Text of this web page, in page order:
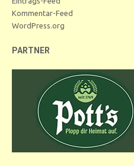
Kommentar-Feed
WordPress.org
PARTNER